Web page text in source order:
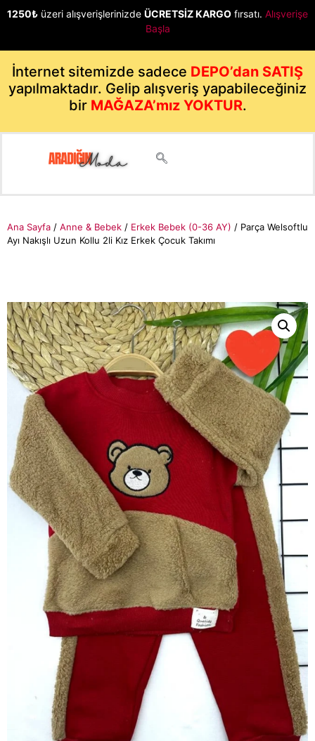
1250₺ üzeri alışverişlerinizde ÜCRETSİZ KARGO fırsatı. Alışverişe
Başla
İnternet sitemizde sadece DEPO’dan SATIŞ
yapılmaktadır. Gelip alışveriş yapabileceğiniz
bir MAĞAZA’mız YOKTUR.
Ana Sayfa / Anne & Bebek / Erkek Bebek (0-36 AY) / Parça Welsoftlu
Ayı Nakışlı Uzun Kollu 2li Kız Erkek Çocuk Takımı